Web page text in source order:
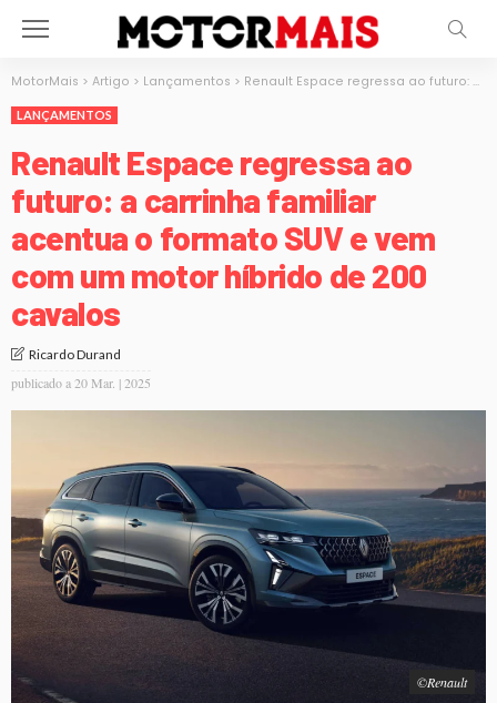
MotorMais > Artigo > Lançamentos > Renault Espace regressa ao futuro: a carrinha familiar acentua o formato SUV e vem com um motor híbrido de 200 cavalos
LANÇAMENTOS
Renault Espace regressa ao
futuro: a carrinha familiar
acentua o formato SUV e vem
com um motor híbrido de 200
cavalos
Ricardo Durand
publicado a20 Mar. | 2025
©Renault